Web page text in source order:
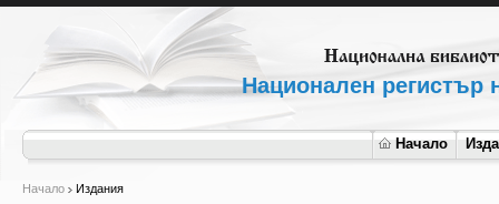
Национален регистър
Начало
Начало Издания